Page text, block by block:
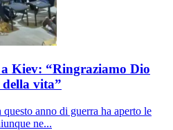
Kiev: “Ringraziamo Dio
vita”
anno di guerra ha aperto le
ne...